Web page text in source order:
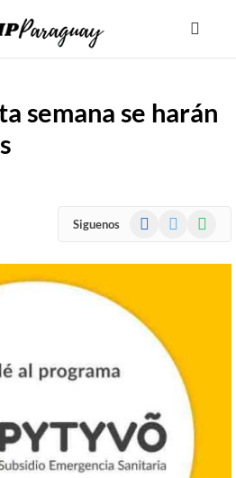
semana se harán
Siguenos Facebook